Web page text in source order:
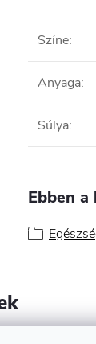
Színe:
Anyaga:
Súlya:
Ebben